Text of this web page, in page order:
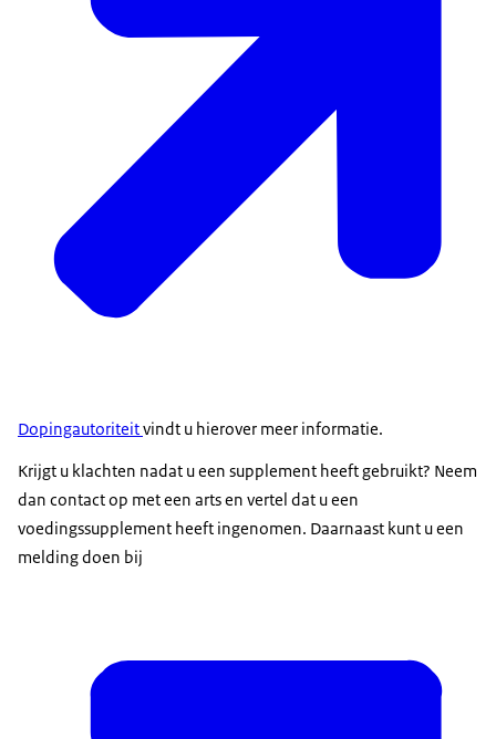
Dopingautoriteitvindt u hierover meer informatie.
Krijgt u klachten nadat u een supplement heeft gebruikt? Neem
dan contact op met een arts en vertel dat u een
voedingssupplement heeft ingenomen. Daarnaast kunt u een
melding doen bij